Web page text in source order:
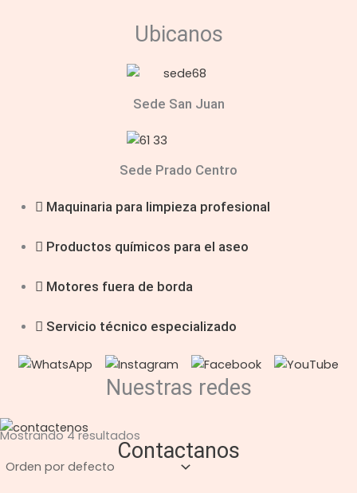
Mostrando 4 resultados
Ubicanos
Sede San Juan
Sede Prado Centro
Maquinaria para limpieza profesional
Productos químicos para el aseo
Motores fuera de borda
Servicio técnico especializado
Nuestras redes
Contactanos